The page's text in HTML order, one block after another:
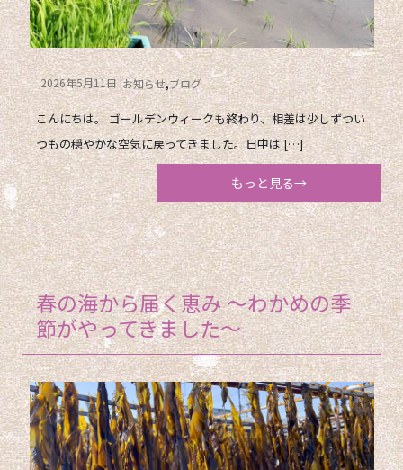
2026年5月11日 お知らせ ブログ
こんにちは。 ゴールデンウィークも終わり、相差は少しずつい
つもの穏やかな空気に戻ってきました。日中は […]
もっと見る→
春の海から届く恵み 〜わかめの季
節がやってきました〜